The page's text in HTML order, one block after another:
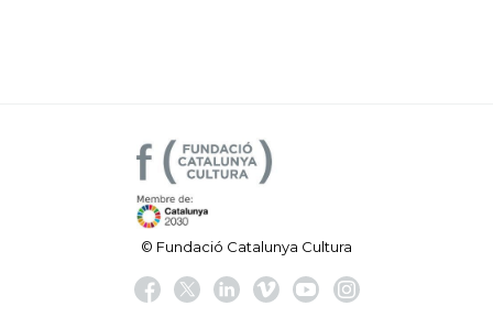
© Fundació Catalunya Cultura